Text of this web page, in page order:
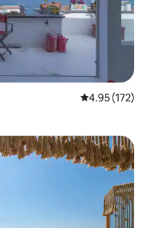
レビュー172
4.95 (172)